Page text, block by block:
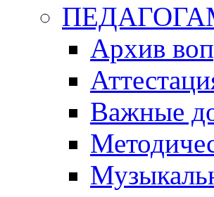
Архив
Важные